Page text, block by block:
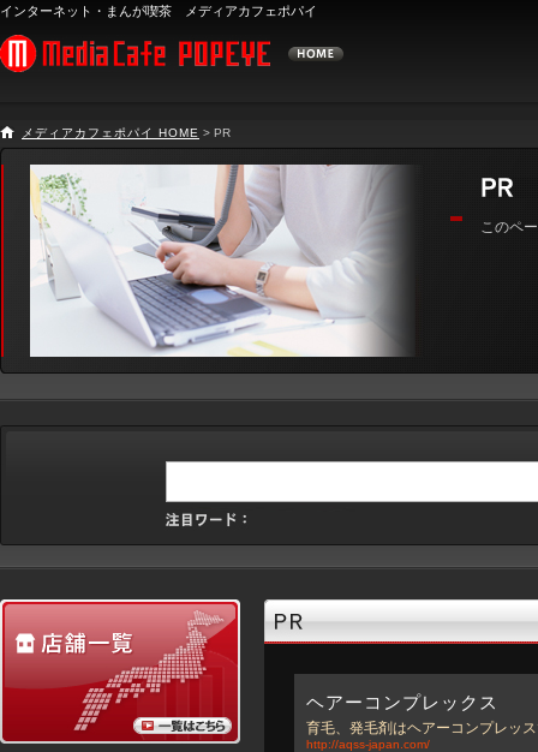
インターネット・まんが喫茶 メディアカフェポパイ
メディアカフェポパイ HOME > PR
このペ
ヘアーコンプレックス
育毛、発毛剤はヘアーコンプレッ
http://aqss-japan.com/